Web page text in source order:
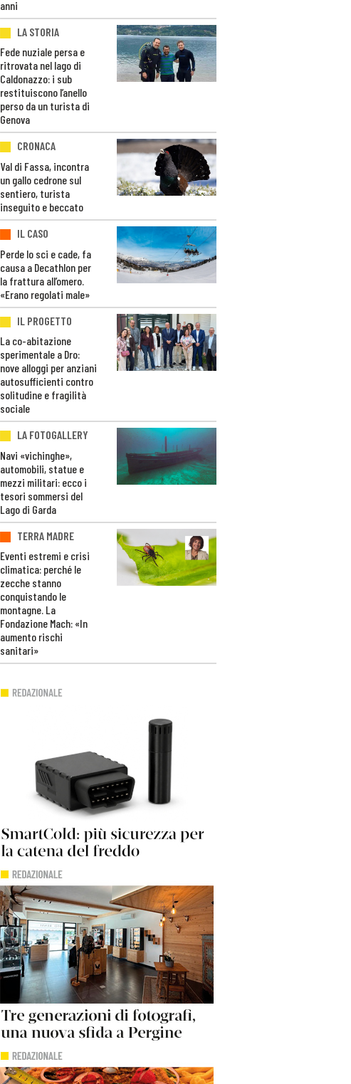
anni
LA STORIA
Fede nuziale persa e
ritrovata nel lago di
Caldonazzo: i sub
restituiscono l’anello
perso da un turista di
Genova
CRONACA
Val di Fassa, incontra
un gallo cedrone sul
sentiero, turista
inseguito e beccato
IL CASO
Perde lo sci e cade, fa
causa a Decathlon per
la frattura all’omero.
«Erano regolati male»
IL PROGETTO
La co-abitazione
sperimentale a Dro:
nove alloggi per anziani
autosufficienti contro
solitudine e fragilità
sociale
LA FOTOGALLERY
Navi «vichinghe»,
automobili, statue e
mezzi militari: ecco i
tesori sommersi del
Lago di Garda
TERRA MADRE
Eventi estremi e crisi
climatica: perché le
zecche stanno
conquistando le
montagne. La
Fondazione Mach: «In
aumento rischi
sanitari»